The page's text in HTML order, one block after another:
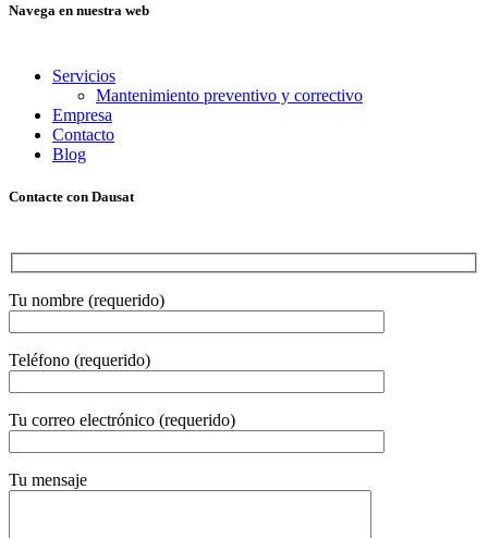
Navega en nuestra web
Servicios
Mantenimiento preventivo y correctivo
Empresa
Contacto
Blog
Contacte con Dausat
Tu nombre (requerido)
Teléfono (requerido)
Tu correo electrónico (requerido)
Tu mensaje